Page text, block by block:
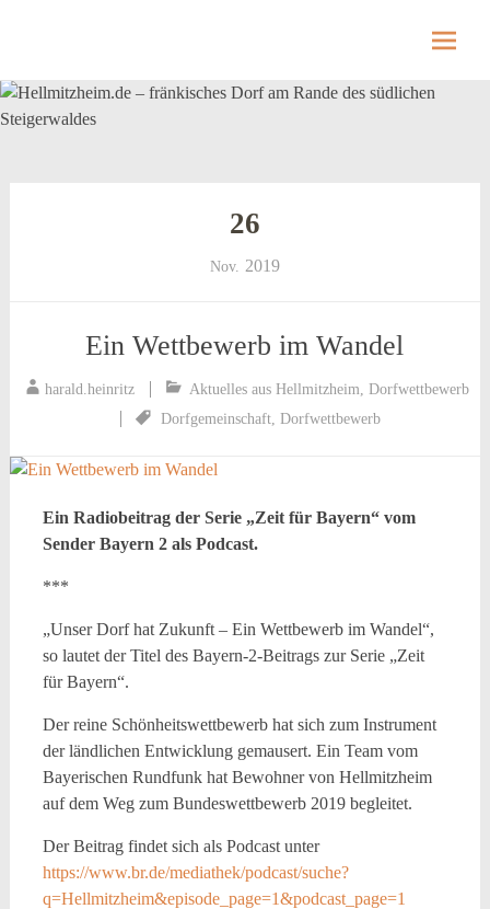
Hellmitzheim.de – fränkisches Dorf am Rande
26
Nov. 2019
Ein Wettbewerb im Wandel
harald.heinritz Aktuelles aus Hellmitzheim, Dorfwettbewerb
Dorfgemeinschaft, Dorfwettbewerb
Ein Radiobeitrag der Serie „Zeit für Bayern“ vom
Sender Bayern 2 als Podcast.
***
„Unser Dorf hat Zukunft – Ein Wettbewerb im Wandel“,
so lautet der Titel des Bayern-2-Beitrags zur Serie „Zeit
für Bayern“.
Der reine Schönheitswettbewerb hat sich zum Instrument
der ländlichen Entwicklung gemausert. Ein Team vom
Bayerischen Rundfunk hat Bewohner von Hellmitzheim
auf dem Weg zum Bundeswettbewerb 2019 begleitet.
Der Beitrag findet sich als Podcast unter
https://www.br.de/mediathek/podcast/suche?
q=Hellmitzheim&episode_page=1&podcast_page=1